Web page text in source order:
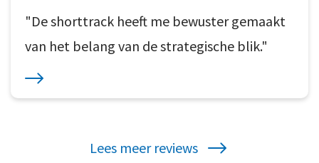
"De shorttrack heeft me bewuster gemaakt
van het belang van de strategische blik."
Lees meer reviews